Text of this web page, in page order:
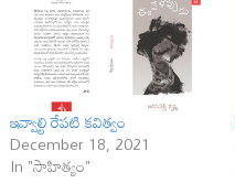
ఇవ్వాల్టి రేపటి కవిత్వం
December 18, 2021
In "సాహిత్యం"